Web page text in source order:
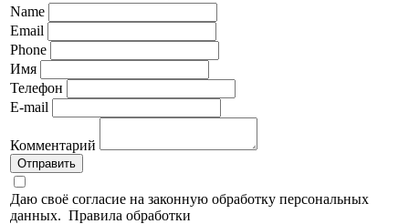
Name
Email
Phone
Имя
Телефон
E-mail
Комментарий
Отправить
Даю своё согласие на законную обработку персональных
данных. Правила обработки